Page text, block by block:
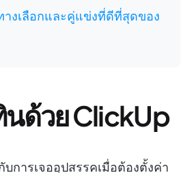
างเลือกและคู่แข่งที่ดีที่สุดของ
ด้วย ClickUp
การเจออุปสรรคเมื่อต้องตั้งค่า